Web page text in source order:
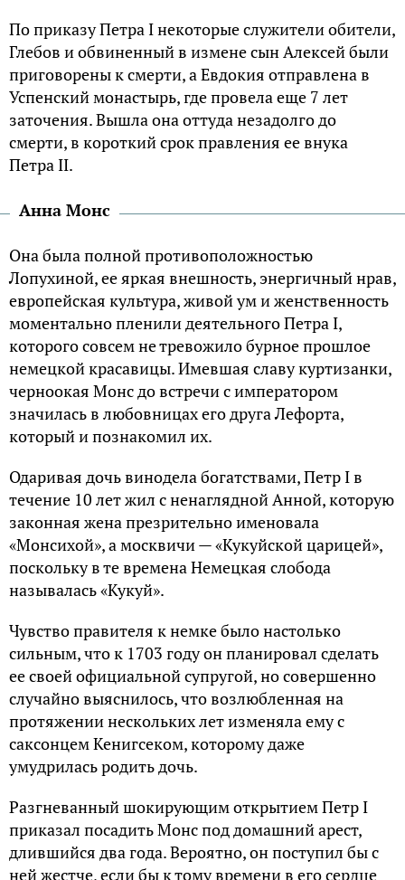
По приказу Петра I некоторые служители обители,
Глебов и обвиненный в измене сын Алексей были
приговорены к смерти, а Евдокия отправлена в
Успенский монастырь, где провела еще 7 лет
заточения. Вышла она оттуда незадолго до
смерти, в короткий срок правления ее внука
Петра II.
Анна Монс
Она была полной противоположностью
Лопухиной, ее яркая внешность, энергичный нрав,
европейская культура, живой ум и женственность
моментально пленили деятельного Петра I,
которого совсем не тревожило бурное прошлое
немецкой красавицы. Имевшая славу куртизанки,
черноокая Монс до встречи с императором
значилась в любовницах его друга Лефорта,
который и познакомил их.
Одаривая дочь винодела богатствами, Петр I в
течение 10 лет жил с ненаглядной Анной, которую
законная жена презрительно именовала
«Монсихой», а москвичи — «Кукуйской царицей»,
поскольку в те времена Немецкая слобода
называлась «Кукуй».
Чувство правителя к немке было настолько
сильным, что к 1703 году он планировал сделать
ее своей официальной супругой, но совершенно
случайно выяснилось, что возлюбленная на
протяжении нескольких лет изменяла ему с
саксонцем Кенигсеком, которому даже
умудрилась родить дочь.
Разгневанный шокирующим открытием Петр I
приказал посадить Монс под домашний арест,
длившийся два года. Вероятно, он поступил бы с
ней жестче, если бы к тому времени в его сердце